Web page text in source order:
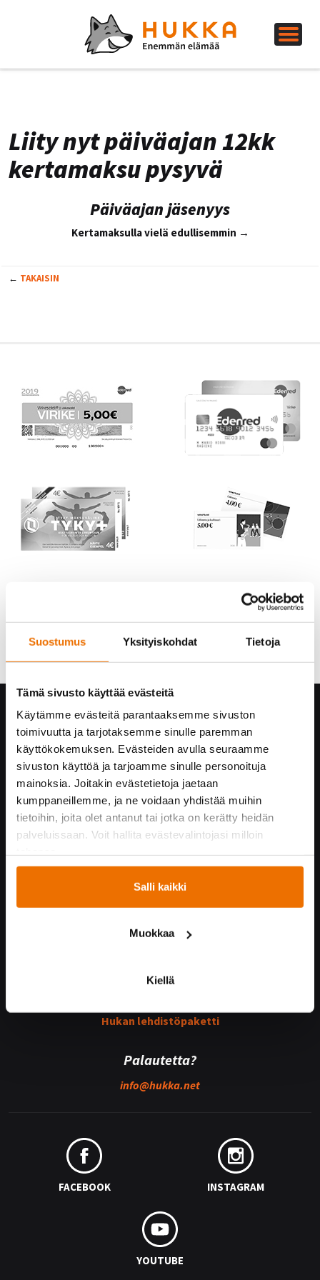
Suostumus Yksityiskohdat Tietoja
Tämä sivusto käyttää evästeitä
Käytämme evästeitä parantaaksemme sivuston
toimivuutta ja tarjotaksemme sinulle paremman
käyttökokemuksen. Evästeiden avulla seuraamme
sivuston käyttöä ja tarjoamme sinulle personoituja
mainoksia. Joitakin evästetietoja jaetaan
kumppaneillemme, ja ne voidaan yhdistää muihin
tietoihin, joita olet antanut tai jotka on kerätty heidän
palveluissaan. Voit hallita evästevalintojasi milloin
Salli kaikki
Muokkaa
Kiellä
Liity nyt päiväajan 12kk
kertamaksu pysyvä
Päiväajan jäsenyys
Kertamaksulla vielä edullisemmin →
← TAKAISIN
Hukka yrityksenä
Yhteystiedot
Hukan historiaa
Vastuullisuus
Turvallisuus Hukassa
Töihin Hukkaan
Yrityskumppaneille
Yhteistyössä
Hukka suosittelee!
Kummijoukkueet
Hukka-joukkue
Hukan lehdistöpaketti
Palautetta?
info@hukka.net
FACEBOOK INSTAGRAM
YOUTUBE